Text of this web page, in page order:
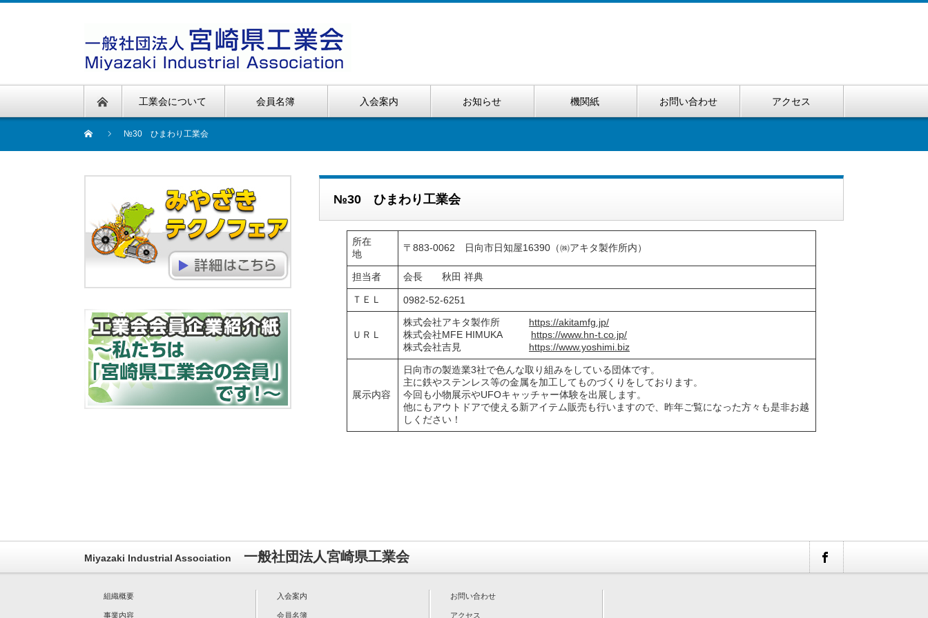
工業会について 会員名簿 入会案内 お知らせ 機関紙 お問い合わせ アクセス
№30 ひまわり工業会
№30 ひまわり工業会
所在
地
〒883-0062 日向市日知屋16390（㈱アキタ製作所内）
担当者 会長 秋田 祥典
ＴＥＬ 0982-52-6251
ＵＲＬ
株式会社アキタ製作所 https://akitamfg.jp/
株式会社MFE HIMUKA https://www.hn-t.co.jp/
株式会社吉見 https://www.yoshimi.biz
展示内容
日向市の製造業3社で色んな取り組みをしている団体です。
主に鉄やステンレス等の金属を加工してものづくりをしております。
今回も小物展示やUFOキャッチャー体験を出展します。
他にもアウトドアで使える新アイテム販売も行いますので、昨年ご覧になった方々も是非お越
しください！
Miyazaki Industrial Association 一般社団法人宮崎県工業会
組織概要
事業内容
入会案内
会員名簿
お問い合わせ
アクセス